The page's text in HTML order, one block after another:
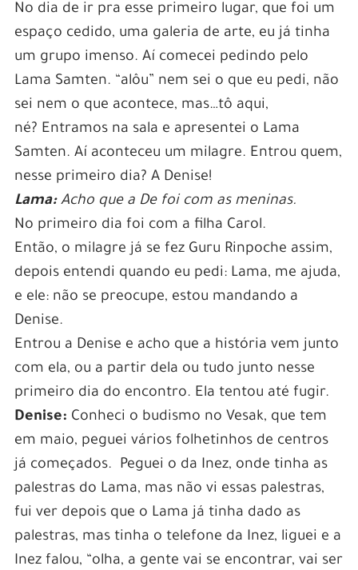
No dia de ir pra esse primeiro lugar, que foi um
espaço cedido, uma galeria de arte, eu já tinha
um grupo imenso. Aí comecei pedindo pelo
Lama Samten. “alôu” nem sei o que eu pedi, não
sei nem o que acontece, mas…tô aqui,
né? Entramos na sala e apresentei o Lama
Samten. Aí aconteceu um milagre. Entrou quem,
nesse primeiro dia? A Denise!
Lama: Acho que a De foi com as meninas.
No primeiro dia foi com a filha Carol.
Então, o milagre já se fez Guru Rinpoche assim,
depois entendi quando eu pedi: Lama, me ajuda,
e ele: não se preocupe, estou mandando a
Denise.
Entrou a Denise e acho que a história vem junto
com ela, ou a partir dela ou tudo junto nesse
primeiro dia do encontro. Ela tentou até fugir.
Denise: Conheci o budismo no Vesak, que tem
em maio, peguei vários folhetinhos de centros
já começados. Peguei o da Inez, onde tinha as
palestras do Lama, mas não vi essas palestras,
fui ver depois que o Lama já tinha dado as
palestras, mas tinha o telefone da Inez, liguei e a
Inez falou, “olha, a gente vai se encontrar, vai ser